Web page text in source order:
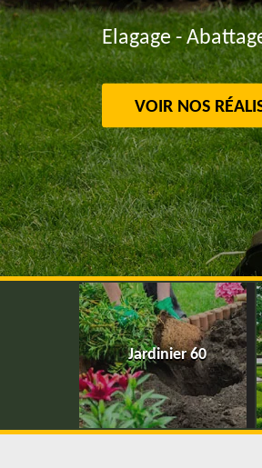
Elagage -
VOIR NOS
Jardinier 60